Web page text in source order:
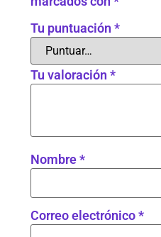
Tu puntuación*
Tu valoración*
Nombre*
Correo electrónico*